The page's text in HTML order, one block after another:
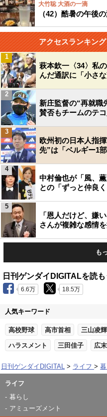
大竹聡 大酒の一滴
（42）酷暑の午後
アクセスランキング
萩本欽一〈34〉私
んだ通訳に「小さ
1
新庄監督の“再就職
賛否もチームのテ
2
欧州初の日本人指
先”は「ベルギー1
3
中村倫也が「風、
との「ずっと仲良
4
「恩人だけど、嫌
さんが複雑な感情
5
も
日刊ゲンダイDIGITALを読も
6.6万 18.5万
人気キーワード
高校野球 高市首相 三山凌輝
ハラスメント 三田佳子 広
日刊ゲンダイDIGITAL ライフ
ライフ
暮らし
アミューズメント